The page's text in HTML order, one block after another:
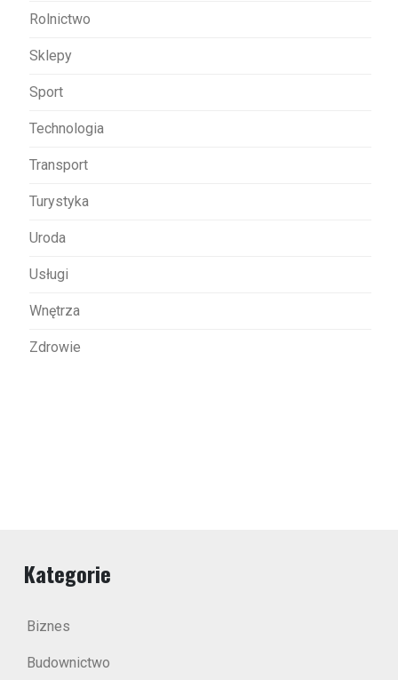
Rolnictwo
Sklepy
Sport
Technologia
Transport
Turystyka
Uroda
Usługi
Wnętrza
Zdrowie
Kategorie
Biznes
Budownictwo